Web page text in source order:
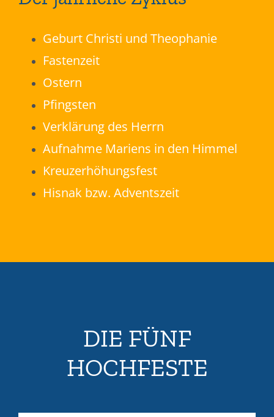
Geburt Christi und Theophanie
Fastenzeit
Ostern
Pfingsten
Verklärung des Herrn
Aufnahme Mariens in den Himmel
Kreuzerhöhungsfest
Hisnak bzw. Adventszeit
DIE FÜNF
HOCHFESTE